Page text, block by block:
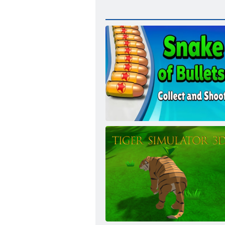
Serpente di proiettili: raccogli e spara!